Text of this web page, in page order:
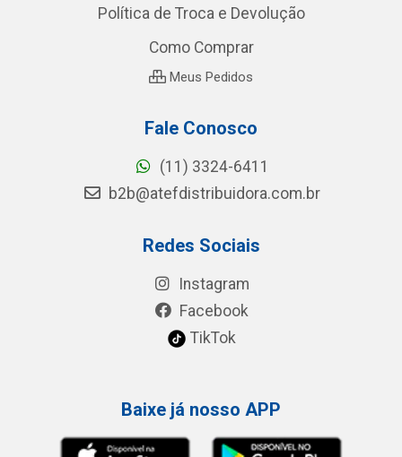
Política de Troca e Devolução
Como Comprar
Meus Pedidos
Fale Conosco
(11) 3324-6411
b2b@atefdistribuidora.com.br
Redes Sociais
Instagram
Facebook
TikTok
Baixe já nosso APP